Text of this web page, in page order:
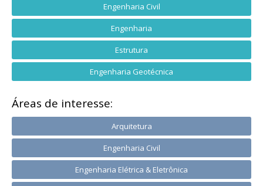
Engenharia Civil
Engenharia
Estrutura
Engenharia Geotécnica
Áreas de interesse:
Arquitetura
Engenharia Civil
Engenharia Elétrica & Eletrônica